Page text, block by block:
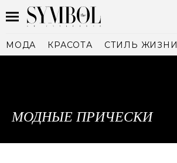
МОДА КРАСОТА СТИЛЬ ЖИЗНИ
МОДНЫЕ ПРИЧЕСКИ